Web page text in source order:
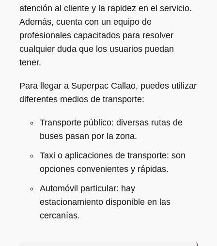
atención al cliente y la rapidez en el servicio.
Además, cuenta con un equipo de
profesionales capacitados para resolver
cualquier duda que los usuarios puedan
tener.
Para llegar a Superpac Callao, puedes utilizar
diferentes medios de transporte:
Transporte público: diversas rutas de
buses pasan por la zona.
Taxi o aplicaciones de transporte: son
opciones convenientes y rápidas.
Automóvil particular: hay
estacionamiento disponible en las
cercanías.